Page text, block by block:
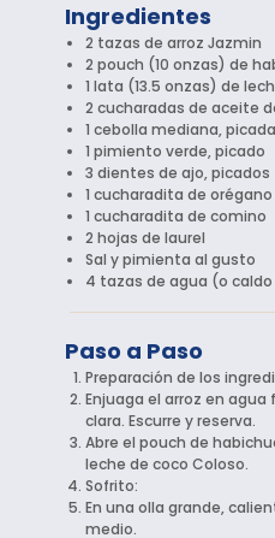
Ingredientes
2 tazas de arroz Jazmin
2 pouch (10 onzas) de
1 lata (13.5 onzas) de
2 cucharadas de aceite
1 cebolla mediana, picada
1 pimiento verde, picado
3 dientes de ajo, picados
1 cucharadita de
1 cucharadita de comino
2 hojas de laurel
Sal y pimienta al gusto
4 tazas de agua (o
Paso a Paso
Preparación de los
Enjuaga el arroz en
clara. Escurre y reserva.
Abre el pouch de
leche de coco Coloso.
Sofrito:
En una olla grande,
medio.